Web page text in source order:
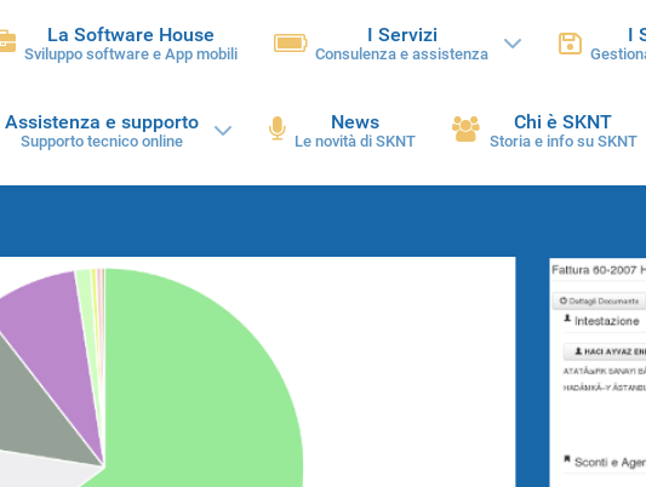
La Software House
Sviluppo software e App mobili
I Servizi
Consulenza e assistenza
I
Assistenza e supporto
Supporto tecnico online
News
Le novità di SKNT
Chi è SKNT
Storia e info su SKNT